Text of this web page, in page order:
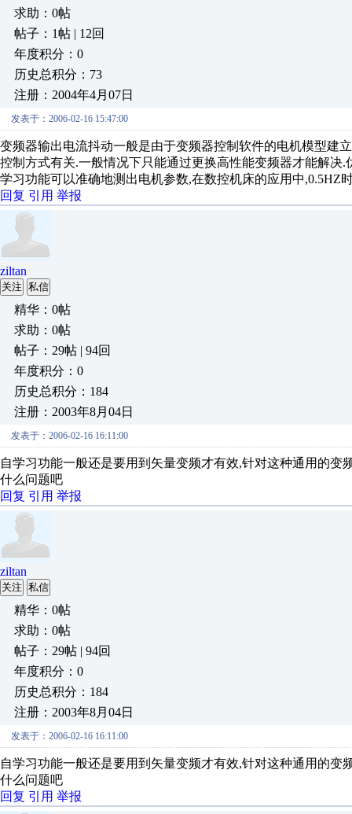
求助：0帖
帖子：1帖 | 12回
年度积分：0
历史总积分：73
注册：2004年4月07日
发表于：2006-02-16 15:47:00
变频器输出电流抖动一般是由于变频器控制软件的电机模型建
控制方式有关.一般情况下只能通过更换高性能变频器才能解
学习功能可以准确地测出电机参数,在数控机床的应用中,0.5HZ
回复 引用 举报
ziltan
关注 私信
精华：0帖
求助：0帖
帖子：29帖 | 94回
年度积分：0
历史总积分：184
注册：2003年8月04日
发表于：2006-02-16 16:11:00
自学习功能一般还是要用到矢量变频才有效,针对这种通用的
什么问题吧
回复 引用 举报
ziltan
关注 私信
精华：0帖
求助：0帖
帖子：29帖 | 94回
年度积分：0
历史总积分：184
注册：2003年8月04日
发表于：2006-02-16 16:11:00
自学习功能一般还是要用到矢量变频才有效,针对这种通用的
什么问题吧
回复 引用 举报